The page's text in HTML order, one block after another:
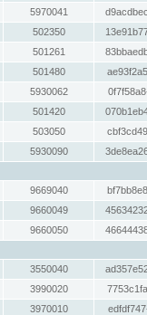
5970041
502350
501261
501480
5930062
501420
503050
5930090
9669040
9660049
9660050
3550040
3990020
3970010